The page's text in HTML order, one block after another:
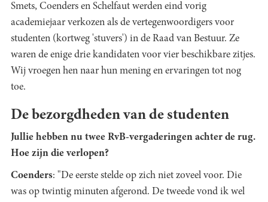
Smets, Coenders en Schelfaut werden eind vorig
academiejaar verkozen als de vertegenwoordigers voor
studenten (kortweg 'stuvers') in de Raad van Bestuur. Ze
waren de enige drie kandidaten voor vier beschikbare zitjes.
Wij vroegen hen naar hun mening en ervaringen tot nog
toe.
De bezorgdheden van de studenten
Jullie hebben nu twee RvB-vergaderingen achter de rug.
Hoe zijn die verlopen?
Coenders: "De eerste stelde op zich niet zoveel voor. Die
was op twintig minuten afgerond. De tweede vond ik wel